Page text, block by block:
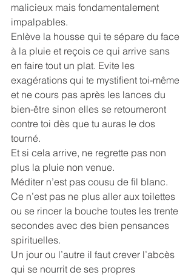
malicieux mais fondamentalement
impalpables.
Enlève la housse qui te sépare du face
à la pluie et reçois ce qui arrive sans
en faire tout un plat. Evite les
exagérations qui te mystifient toi-même
et ne cours pas après les lances du
bien-être sinon elles se retourneront
contre toi dès que tu auras le dos
tourné.
Et si cela arrive, ne regrette pas non
plus la pluie non venue.
Méditer n’est pas cousu de fil blanc.
Ce n’est pas ne plus aller aux toilettes
ou se rincer la bouche toutes les trente
secondes avec des bien pensances
spirituelles.
Un jour ou l’autre il faut crever l’abcès
qui se nourrit de ses propres